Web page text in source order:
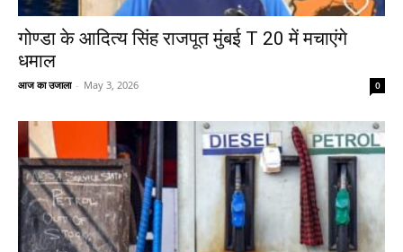
गोण्डा के आदित्य सिंह राजपूत मुंबई T 20 में मचाएंगे
धमाल
आज का उजाला - May 3, 2026 0